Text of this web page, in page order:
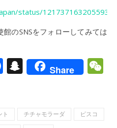
status/
のSNSをフォローしてみては
Facebook
Snapchat
Share
ト チチャモラーダ
ピスコ